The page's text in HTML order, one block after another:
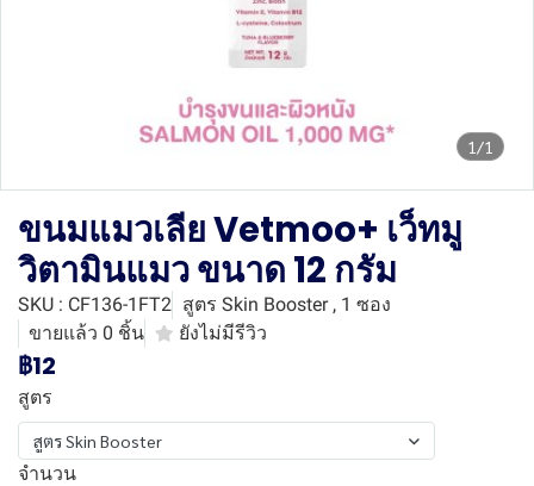
1/1
ขนมแมวเลีย Vetmoo+ เว็ทมู
วิตามินแมว ขนาด 12 กรัม
SKU : CF136-1FT2 สูตร Skin Booster , 1 ซอง
ขายแล้ว 0 ชิ้น
ยังไม่มีรีวิว
฿12
สูตร
สูตร Skin Booster
จำนวน